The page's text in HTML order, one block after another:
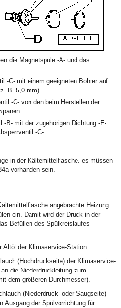
die Magnetspule -A- und das
-C- mit einem geeigneten Bohrer auf
B. 5,0 mm).
-C- von den beim Herstellen der
-B- mit der zugehörigen Dichtung -E-
-C-.
in der Kältemittelflasche, es müssen
vorhanden sein.
angebrachte Heizung
ein. Damit wird der Druck in der
Befüllen des Spülkreislaufes
Altöl der Klimaservice-Station.
(Hochdruckseite) der Klimaservice-
die Niederdruckleitung zum
dem größeren Durchmesser).
(Niederdruck- oder Saugseite)
Ausgang der Spülvorrichtung für